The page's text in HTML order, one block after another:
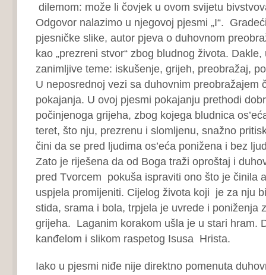
dilemom: može li čovjek u ovom svijetu
Odgovor nalazimo u njegovoj pjesmi „I“.
pjesničke slike, autor pjeva o duhovnom
kao „prezreni stvor“ zbog bludnog života.
zanimljive teme: iskušenje, grijeh, preobražaj,
U neposrednoj vezi sa duhovnim preobražajem
pokajanja. U ovoj pjesmi pokajanju prethodi
počinjenoga grijeha, zbog kojega bludnica
teret, što nju, prezrenu i slomljenu, snažno
čini da se pred ljudima os’eća ponižena i bez
Zato je riješena da od Boga traži oproštaj i
pred Tvorcem pokuša ispraviti ono što je činila
uspjela promijeniti. Cijelog života koji je za nju
stida, srama i bola, trpjela je uvrede i poniženja
grijeha. Laganim korakom ušla je u stari hram.
kanđelom i slikom raspetog Isusa Hrista.
Iako u pjesmi niđe nije direktno pomenuta